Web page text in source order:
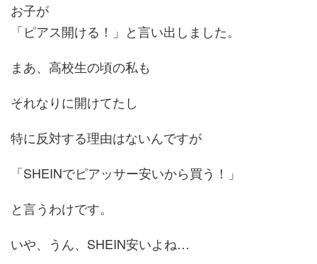
お子が
「ピアス開ける！」と言い出しました。
まあ、高校生の頃の私も
それなりに開けてたし
特に反対する理由はないんですが
「SHEINでピアッサー安いから買う！」
と言うわけです。
いや、うん、SHEIN安いよね…